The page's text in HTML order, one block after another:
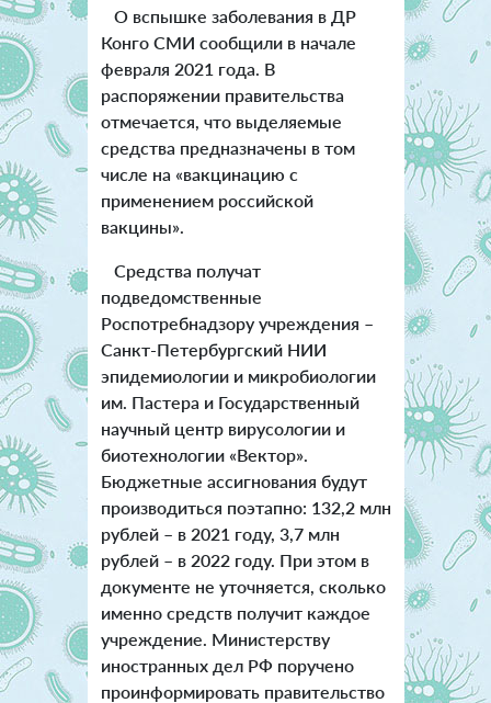
О вспышке заболевания в ДР
Конго СМИ сообщили в начале
февраля 2021 года. В
распоряжении правительства
отмечается, что выделяемые
средства предназначены в том
числе на «вакцинацию с
применением российской
вакцины».
Средства получат
подведомственные
Роспотребнадзору учреждения –
Санкт-Петербургский НИИ
эпидемиологии и микробиологии
им. Пастера и Государственный
научный центр вирусологии и
биотехнологии «Вектор».
Бюджетные ассигнования будут
производиться поэтапно: 132,2 млн
рублей – в 2021 году, 3,7 млн
рублей – в 2022 году. При этом в
документе не уточняется, сколько
именно средств получит каждое
учреждение. Министерству
иностранных дел РФ поручено
проинформировать правительство